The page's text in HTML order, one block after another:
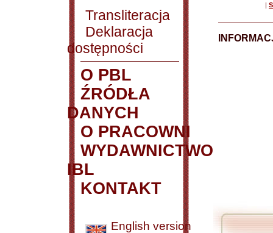
Transliteracja
Deklaracja
dostępności
O PBL
ŹRÓDŁA
DANYCH
O PRACOWNI
WYDAWNICTWO
IBL
KONTAKT
English version
|